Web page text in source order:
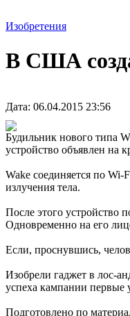
Изобретения
В США
Дата: 06.04.2015 23:56
Будильник нового типа
устройство объявлен на
Wake соединяется по Wi-
излучения тела.
После этого устройство
Одновременно на его
Если, проснувшись,
Изобрели гаджет в лос-
успеха кампании первые
Подготовлено по